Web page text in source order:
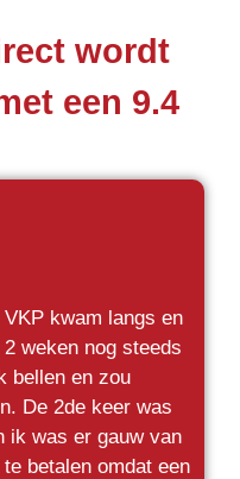
wordt
een 9.4
kwam langs en
weken nog steeds
bellen en zou
De 2de keer was
ik was er gauw van
betalen omdat een